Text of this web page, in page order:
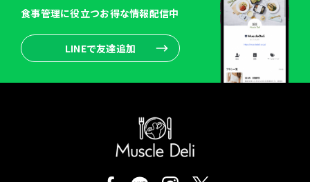
食事管理に役立つお得な情報配信中
LINEで友達追加